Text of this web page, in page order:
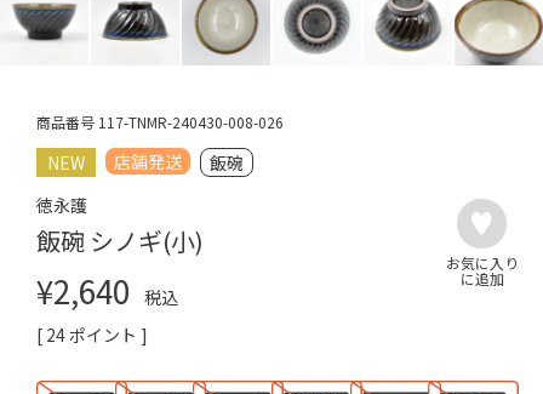
商品番号 117-TNMR-240430-008-026
NEW 店舗発送
飯碗
徳永護
飯碗 シノギ(小)
¥2,640
税込
[ 24ポイント ]